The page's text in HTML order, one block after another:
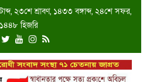
২৩শে শ্রাবণ, ১৪৩৩ বঙ্গাব্দ, ২৪শে সফর,
১৪৪৮ হিজরি